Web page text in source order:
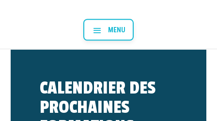
CALENDRIER DES
PROCHAINES